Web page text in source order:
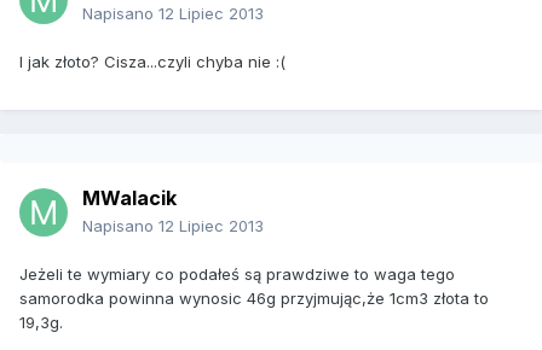
Napisano 12 Lipiec 2013
I jak złoto? Cisza...czyli chyba nie :(
MWalacik
Napisano 12 Lipiec 2013
Jeżeli te wymiary co podałeś są prawdziwe to waga tego
samorodka powinna wynosic 46g przyjmując,że 1cm3 złota to
19,3g.